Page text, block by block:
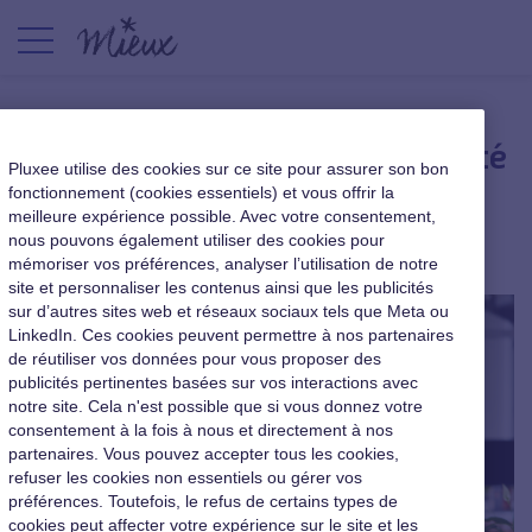
Être proactif face à l’insécurité
au travail
|11 janvier 2017
Pluxee utilise des cookies sur ce site pour assurer son bon
fonctionnement (cookies essentiels) et vous offrir la
meilleure expérience possible. Avec votre consentement,
nous pouvons également utiliser des cookies pour
mémoriser vos préférences, analyser l’utilisation de notre
site et personnaliser les contenus ainsi que les publicités
sur d’autres sites web et réseaux sociaux tels que Meta ou
LinkedIn. Ces cookies peuvent permettre à nos partenaires
de réutiliser vos données pour vous proposer des
publicités pertinentes basées sur vos interactions avec
notre site. Cela n'est possible que si vous donnez votre
consentement à la fois à nous et directement à nos
partenaires. Vous pouvez accepter tous les cookies,
refuser les cookies non essentiels ou gérer vos
préférences. Toutefois, le refus de certains types de
cookies peut affecter votre expérience sur le site et les